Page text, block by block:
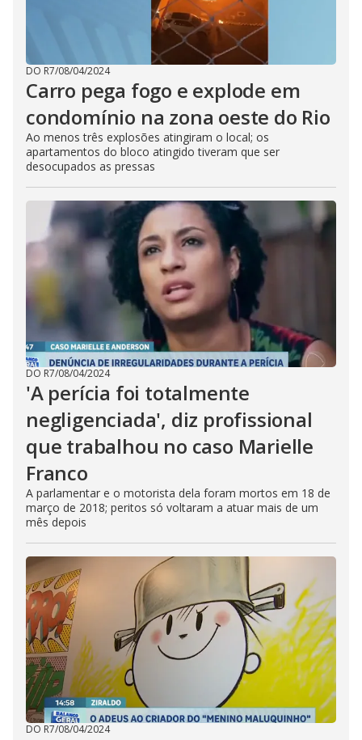
DO R7/08/04/2024
Carro pega fogo e explode em
condomínio na zona oeste do Rio
Ao menos três explosões atingiram o local; os
apartamentos do bloco atingido tiveram que ser
desocupados as pressas
DO R7/08/04/2024
'A perícia foi totalmente
negligenciada', diz profissional
que trabalhou no caso Marielle
Franco
A parlamentar e o motorista dela foram mortos em 18 de
março de 2018; peritos só voltaram a atuar mais de um
mês depois
DO R7/08/04/2024